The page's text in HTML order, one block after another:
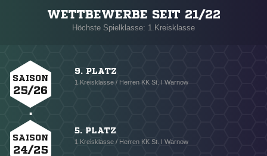
WETTBEWERBE SEIT 21/22
Höchste Spielklasse: 1.Kreisklasse
SAISON
25/26
9. PLATZ
1.Kreisklasse / Herren KK St. I Warnow
SAISON
24/25
5. PLATZ
1.Kreisklasse / Herren KK St. I Warnow